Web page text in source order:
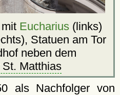
Eucharius (links)
Statuen am Tor
neben dem
Matthias
als Nachfolger von